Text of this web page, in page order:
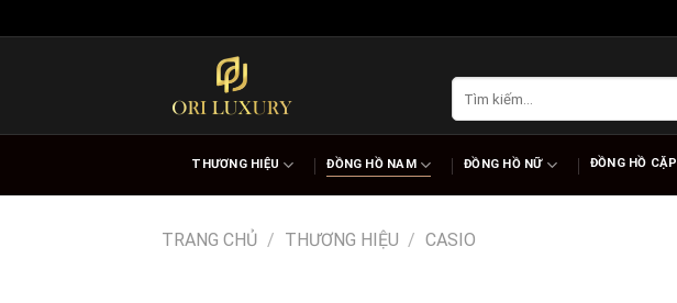
to
THƯƠNG HIỆU ĐỒNG HỒ NAM ĐỒNG HỒ NỮ ĐỒNG HỒ CẶP
TRANG CHỦ / THƯƠNG HIỆU / CASIO